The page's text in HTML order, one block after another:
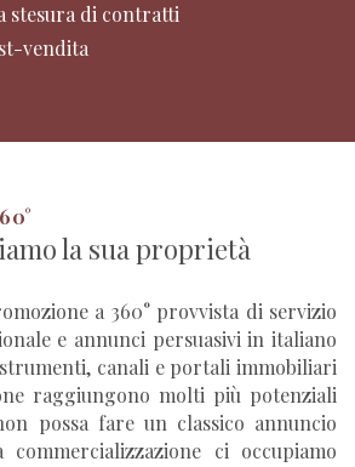
stesura di contratti
vendita
la sua proprietà
a 360° provvista di servizio
e annunci persuasivi in italiano
canali e portali immobiliari
raggiungono molti più potenziali
possa fare un classico annuncio
ci occupiamo